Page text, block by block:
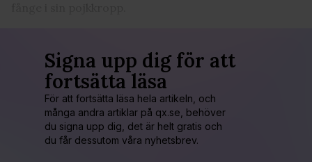
Signa upp dig för att
fortsätta läsa
För att fortsätta läsa hela artikeln, och
många andra artiklar på qx.se, behöver
du signa upp dig, det är helt gratis och
du får dessutom våra nyhetsbrev.